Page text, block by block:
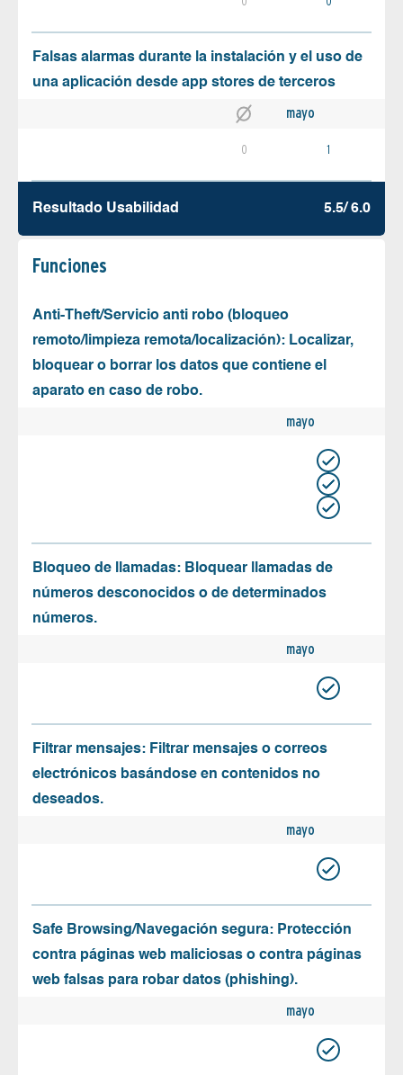
Falsas alarmas durante la instalación y el uso de
una aplicación desde app stores de terceros
mayo
0 1
Resultado Usabilidad 5.5/ 6.0
Funciones
Anti-Theft/Servicio anti robo (bloqueo
remoto/limpieza remota/localización): Localizar,
bloquear o borrar los datos que contiene el
aparato en caso de robo.
mayo
Bloqueo de llamadas: Bloquear llamadas de
números desconocidos o de determinados
números.
mayo
Filtrar mensajes: Filtrar mensajes o correos
electrónicos basándose en contenidos no
deseados.
mayo
Safe Browsing/Navegación segura: Protección
contra páginas web maliciosas o contra páginas
web falsas para robar datos (phishing).
mayo